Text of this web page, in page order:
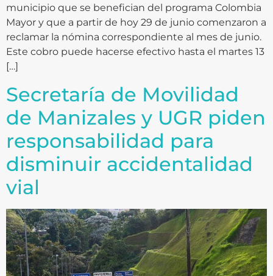
municipio que se benefician del programa Colombia
Mayor y que a partir de hoy 29 de junio comenzaron a
reclamar la nómina correspondiente al mes de junio.
Este cobro puede hacerse efectivo hasta el martes 13
[…]
Secretaría de Movilidad
de Manizales y UGR piden
responsabilidad para
disminuir accidentalidad
vial